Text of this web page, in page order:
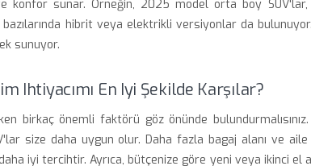
konfor sunar. Örneğin, 2025 model orta boy
hibrit veya elektrikli versiyonlar da
sunuyor.
Ihtiyacımı En Iyi Şekilde Karşılar?
birkaç önemli faktörü göz önünde
size daha uygun olur. Daha fazla bagaj alanı ve aile
iyi tercihtir. Ayrıca, bütçenize göre yeni veya ikinci el